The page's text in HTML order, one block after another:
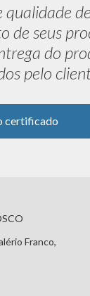
seus
do
pelo
certificado
Franco,